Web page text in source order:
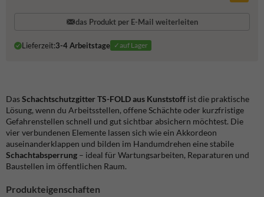
das Produkt per E-Mail weiterleiten
Lieferzeit:3-4 Arbeitstage ✓auf Lager
DasSchachtschutzgitter TS-FOLD aus Kunststoff ist die praktische
Lösung, wenn du Arbeitsstellen, offene Schächte oder kurzfristige
Gefahrenstellen schnell und gut sichtbar absichern möchtest. Die
vier verbundenen Elemente lassen sich wie ein Akkordeon
auseinanderklappen und bilden im Handumdrehen eine stabile
Schachtabsperrung – ideal für Wartungsarbeiten, Reparaturen und
Baustellen im öffentlichen Raum.
Produkteigenschaften